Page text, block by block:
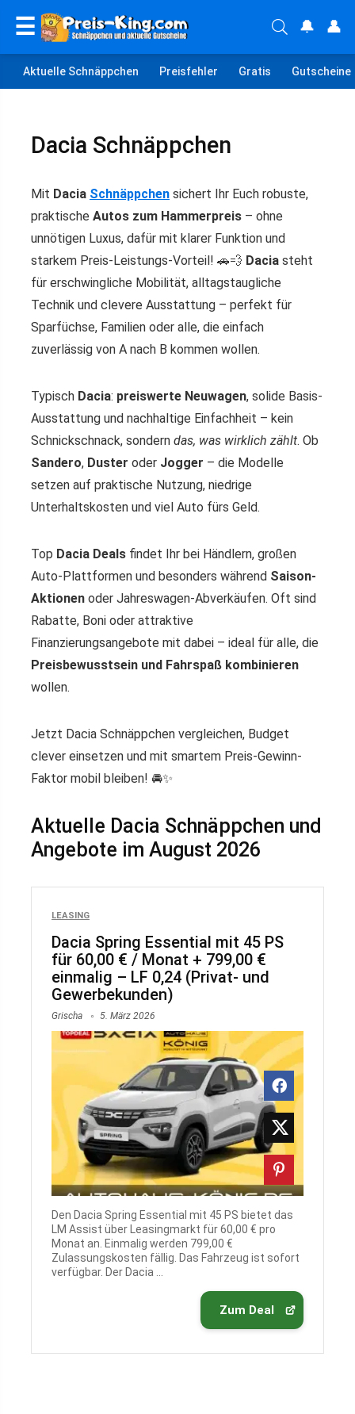
☰ 🔔 👤
Aktuelle Schnäppchen Preisfehler Gratis Gutscheine
Dacia Schnäppchen
Mit Dacia Schnäppchen sichert Ihr Euch robuste,
praktische Autos zum Hammerpreis – ohne
unnötigen Luxus, dafür mit klarer Funktion und
starkem Preis-Leistungs-Vorteil! 🚗💨 Dacia steht
für erschwingliche Mobilität, alltags­taugliche
Technik und clevere Ausstattung – perfekt für
Sparfüchse, Familien oder alle, die einfach
zuverlässig von A nach B kommen wollen.
Typisch Dacia: preiswerte Neuwagen, solide Basis-
Ausstattung und nachhaltige Einfachheit – kein
Schnickschnack, sondern das, was wirklich zählt. Ob
Sandero, Duster oder Jogger – die Modelle
setzen auf praktische Nutzung, niedrige
Unterhaltskosten und viel Auto fürs Geld.
Top Dacia Deals findet Ihr bei Händlern, großen
Auto-Plattformen und besonders während Saison-
Aktionen oder Jahreswagen-Abverkäufen. Oft sind
Rabatte, Boni oder attraktive
Finanzierungsangebote mit dabei – ideal für alle, die
Preisbewusstsein und Fahrspaß kombinieren
wollen.
Jetzt Dacia Schnäppchen vergleichen, Budget
clever einsetzen und mit smartem Preis-Gewinn-
Faktor mobil bleiben! 🚘✨
Aktuelle Dacia Schnäppchen und
Angebote im August 2026
LEASING
Dacia Spring Essential mit 45 PS
für 60,00 € / Monat + 799,00 €
einmalig – LF 0,24 (Privat- und
Gewerbekunden)
Grischa 5. März 2026
Den Dacia Spring Essential mit 45 PS bietet das
LM Assist über Leasingmarkt für 60,00 € pro
Monat an. Einmalig werden 799,00 €
Zulassungskosten fällig. Das Fahrzeug ist sofort
verfügbar. Der Dacia ...
Zum Deal